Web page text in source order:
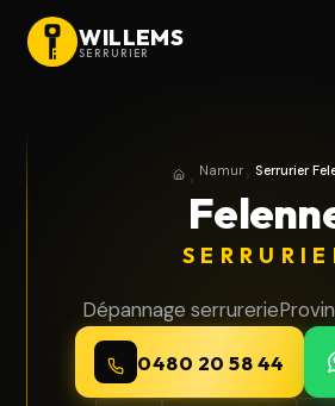
WILLEMS
SERRURIER
AccueilProvince de Namur
Namur Serrurier
Dépannage serrurerie
0480 20 58 44